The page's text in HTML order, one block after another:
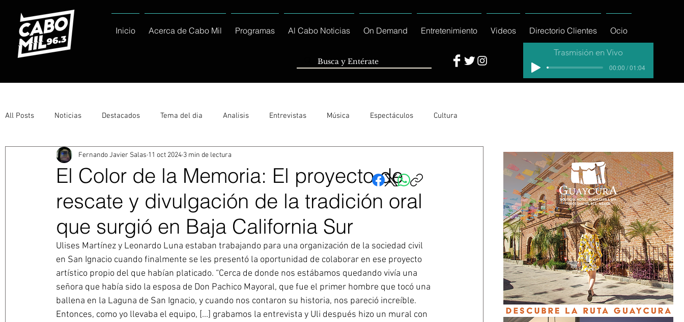
Inicio Acerca de Cabo Mil Programas Al Cabo Noticias On Demand Entretenimiento Videos Directorio Clientes Ocio
Trasmisión en Vivo
00:00 / 01:04
All Posts Noticias Destacados Tema del dia Analisis Entrevistas Música Espectáculos Cultura
Entérate Deportes La buena del día
Ayuntamiento de Los Cabos Informa Nacionales e Internacionales Columnas Locales Los Cabos Servicio Social
El Color de la Memoria: El proyecto de
rescate y divulgación de la tradición oral
que surgió en Baja California Sur
Fernando Javier Salas 11 oct 2024 3 min de lectura
Ulises Martínez y Leonardo Luna estaban trabajando para una organización de la sociedad civil
en San Ignacio cuando finalmente se les presentó la oportunidad de colaborar en ese proyecto
artístico propio del que habían platicado. “Cerca de donde nos estábamos quedando vivía una
señora que había sido la esposa de Don Pachico Mayoral, que fue el primer hombre que tocó una
ballena en la Laguna de San Ignacio, y cuando nos contaron su historia, nos pareció increíble.
Entonces, como yo llevaba el equipo, [...] grabamos la entrevista y Uli después hizo un mural con